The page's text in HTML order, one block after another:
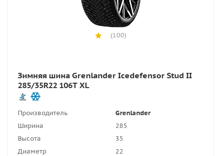
(100)
Зимняя шина Grenlander Icedefensor Stud II
285/35R22 106T XL
Производитель
Grenlander
Ширина
285
Высота
35
Диаметр
22